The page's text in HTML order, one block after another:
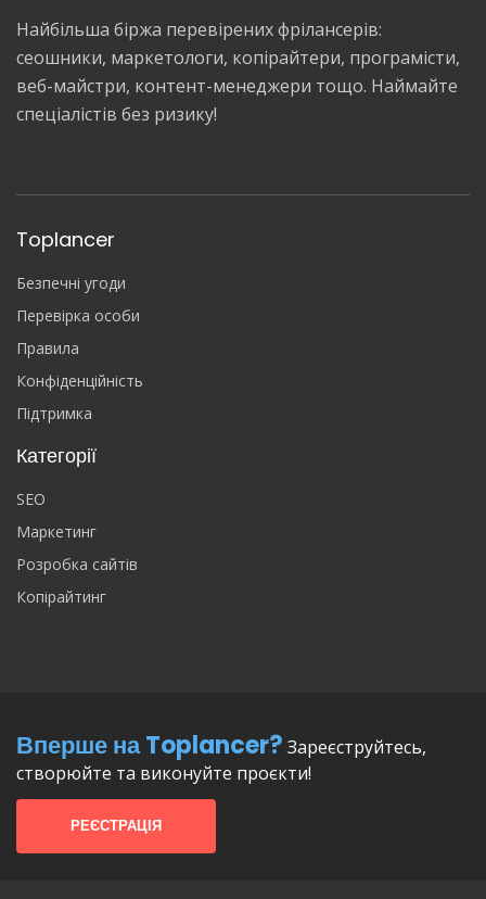
Найбільша біржа перевірених фрілансерів:
сеошники, маркетологи, копірайтери, програмісти,
веб-майстри, контент-менеджери тощо. Наймайте
спеціалістів без ризику!
Toplancer
Безпечні угоди
Перевірка особи
Правила
Конфіденційність
Підтримка
Категорії
SEO
Маркетинг
Розробка сайтів
Копірайтинг
Вперше на Toplancer? Зареєструйтесь,
створюйте та виконуйте проєкти!
РЕЄСТРАЦІЯ